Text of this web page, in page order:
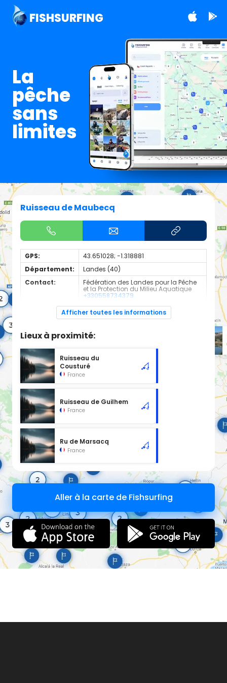
FISHSURFING
La
pêche
sans
limites
Ruisseau de Maubecq
GPS:
43.651028; -1.318881
Département:
Landes (40)
Contact:
Fédération des Landes pour la Pêche
et la Protection du Milieu Aquatique
+330558734379
Espèces de
Carnassier, carpe, poisson blanc
catégorie piscicole à cet emplacement.
Afficher toutes les informations
Lieux à proximité:
Ruisseau du
Cousturé
France
Ruisseau de Guilhem
France
Ru de Marsacq
France
Aller à la carte de Fishsurfing